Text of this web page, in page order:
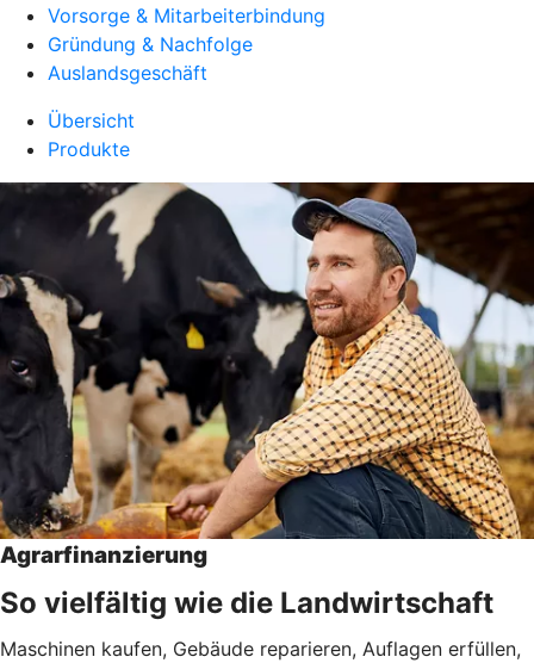
Vorsorge & Mitarbeiterbindung
Gründung & Nachfolge
Auslandsgeschäft
Übersicht
Produkte
Agrarfinanzierung
So vielfältig wie die Landwirtschaft
Maschinen kaufen, Gebäude reparieren, Auflagen erfüllen,